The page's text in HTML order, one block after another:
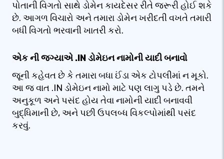
પોતાની વિગતો સાથે ડોમેન કાયદેસર રીતે જરૂરી હોઈ શકે
છે. આગળ વિચારો અને તમારા ડોમેન ખરીદતી વખતે તમારી
બધી વિગતો ભરવાની ખાતરી કરો.
એક ની જગ્યાએ .IN ડોમેઇન નામોની યાદી બનાવો
જૂની કહેવત છે કે તમારા બધા ઈંડા એક ટોપલીમાં ન મૂકો.
આ જ વાત .IN ડોમેઇન નામો માટે પણ લાગુ પડે છે. તમને
અનુકૂળ અને પસંદ હોય તેવા નામોની યાદી બનાવવી
બુદ્ધિમાની છે, અને પછી ઉપલબ્ધ વિકલ્પોમાંથી પસંદ
કરવું.